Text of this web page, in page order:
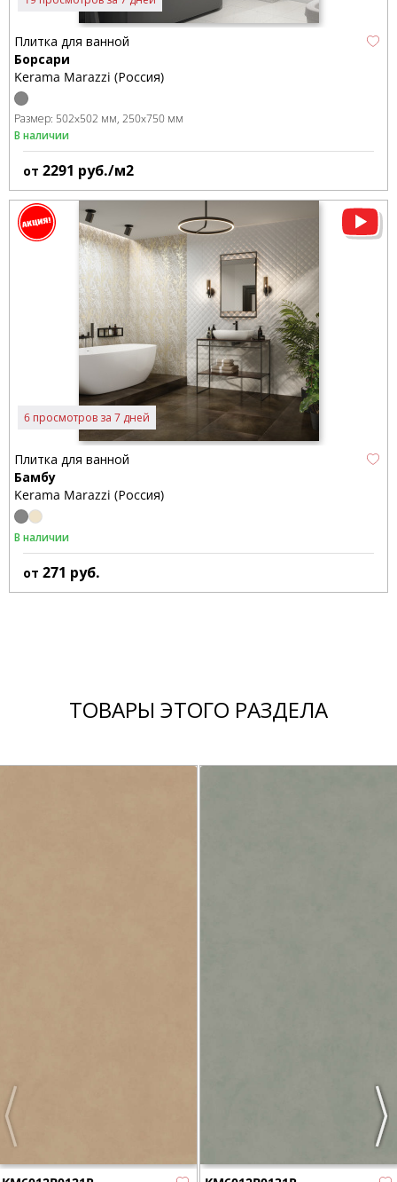
Плитка для ванной
Борсари
Kerama Marazzi (Россия)
Размер: 502x502 мм 250x750 мм
В наличии
от 2291 руб./м2
6 просмотров за 7 дней
Плитка для ванной
Бамбу
Kerama Marazzi (Россия)
В наличии
от 271 руб.
ТОВАРЫ ЭТОГО РАЗДЕЛА
Previous